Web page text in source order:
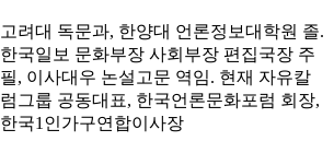
고려대 독문과, 한양대 언론정보대학원 졸.
한국일보 문화부장 사회부장 편집국장 주
필, 이사대우 논설고문 역임. 현재 자유칼
럼그룹 공동대표, 한국언론문화포럼 회장,
한국1인가구연합이사장